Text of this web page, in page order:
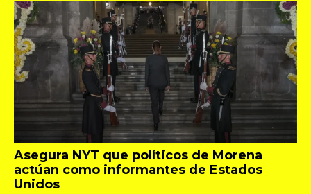
Asegura NYT que políticos de Morena
actúan como informantes de Estados
Unidos